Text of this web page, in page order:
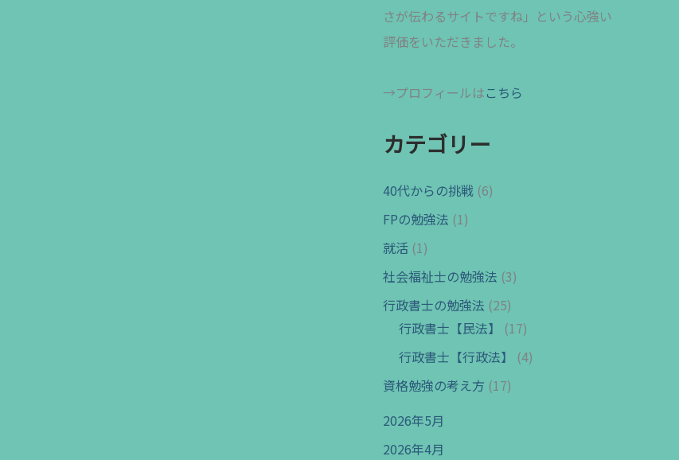
さが伝わるサイトですね」という心強い
評価をいただきました。
→プロフィールはこちら
カテゴリー
40代からの挑戦 (6)
FPの勉強法 (1)
就活 (1)
社会福祉士の勉強法 (3)
行政書士の勉強法 (25)
行政書士【民法】
(17)
行政書士【行政法】
(4)
資格勉強の考え方 (17)
2026年5月
2026年4月